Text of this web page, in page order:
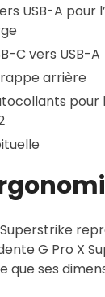
USB-A pour
C vers USB-A
arrière
pour
Superstrike
G Pro X
que ses